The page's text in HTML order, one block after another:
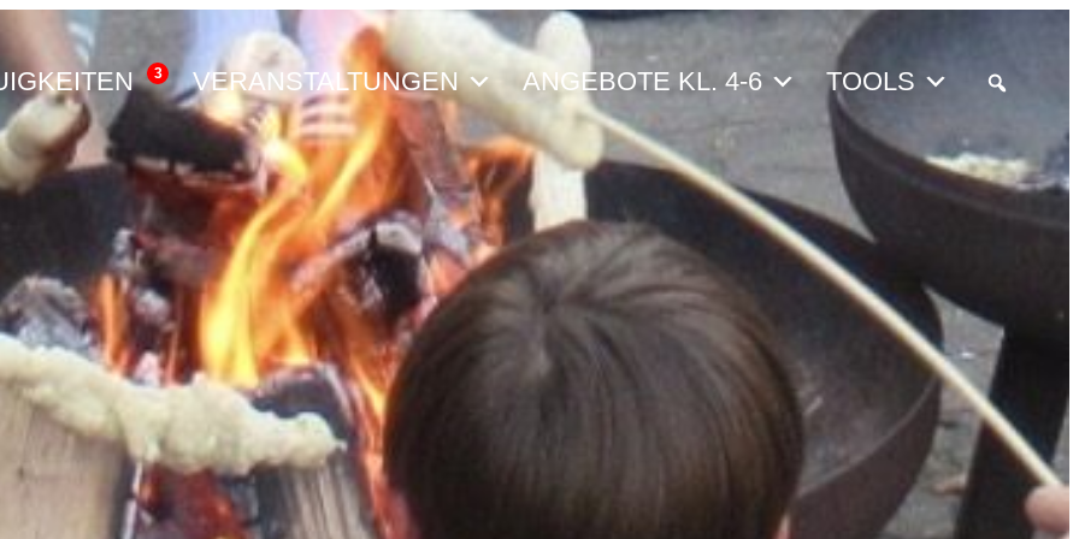
3 VERANSTALTUNGEN ANGEBOTE KL. 4-6 TOOLS